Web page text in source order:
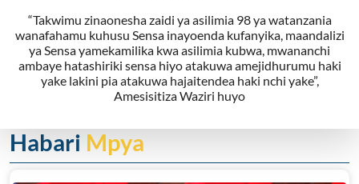
“Takwimu zinaonesha zaidi ya asilimia 98 ya watanzania
wanafahamu kuhusu Sensa inayoenda kufanyika, maandalizi
ya Sensa yamekamilika kwa asilimia kubwa, mwananchi
ambaye hatashiriki sensa hiyo atakuwa amejidhurumu haki
yake lakini pia atakuwa hajaitendea haki nchi yake”,
Amesisitiza Waziri huyo
Habari Mpya